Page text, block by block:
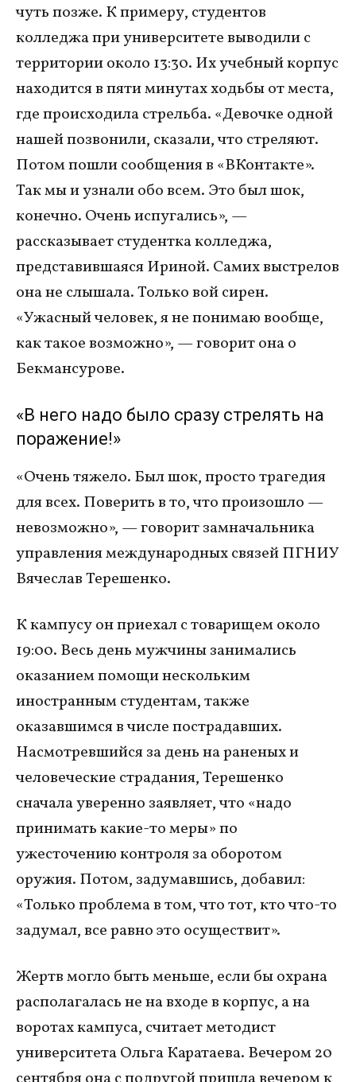
чуть позже. К примеру, студентов
колледжа при университете выводили с
территории около 13:30. Их учебный корпус
находится в пяти минутах ходьбы от места,
где происходила стрельба. «Девочке одной
нашей позвонили, сказали, что стреляют.
Потом пошли сообщения в «ВКонтакте».
Так мы и узнали обо всем. Это был шок,
конечно. Очень испугались», —
рассказывает студентка колледжа,
представившаяся Ириной. Самих выстрелов
она не слышала. Только вой сирен.
«Ужасный человек, я не понимаю вообще,
как такое возможно», — говорит она о
Бекмансурове.
«В него надо было сразу стрелять на
поражение!»
«Очень тяжело. Был шок, просто трагедия
для всех. Поверить в то, что произошло —
невозможно», — говорит замначальника
управления международных связей ПГНИУ
Вячеслав Терешенко.
К кампусу он приехал с товарищем около
19:00. Весь день мужчины занимались
оказанием помощи нескольким
иностранным студентам, также
оказавшимся в числе пострадавших.
Насмотревшийся за день на раненых и
человеческие страдания, Терешенко
сначала уверенно заявляет, что «надо
принимать какие-то меры» по
ужесточению контроля за оборотом
оружия. Потом, задумавшись, добавил:
«Только проблема в том, что тот, кто что-то
задумал, все равно это осуществит».
Жертв могло быть меньше, если бы охрана
располагалась не на входе в корпус, а на
воротах кампуса, считает методист
университета Ольга Каратаева. Вечером 20